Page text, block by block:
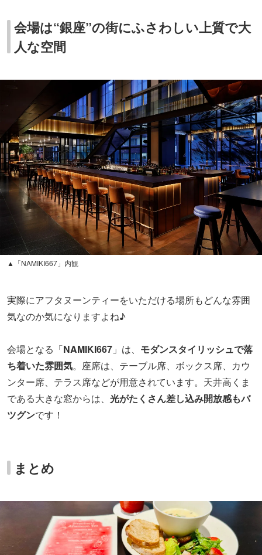
▲「NAMIKI667」内観
実際にアフタヌーンティーをいただける場所もどんな雰囲
気なのか気になりますよね♪
会場となる「NAMIKI667」は、モダンスタイリッシュで落
ち着いた雰囲気。座席は、テーブル席、ボックス席、カウ
ンター席、テラス席などが用意されています。天井高くま
である大きな窓からは、光がたくさん差し込み開放感もバ
ツグン です！
まとめ
▲「あまりん ストロベリー アフタヌーンティー」（撮影：レッツエンジョイ